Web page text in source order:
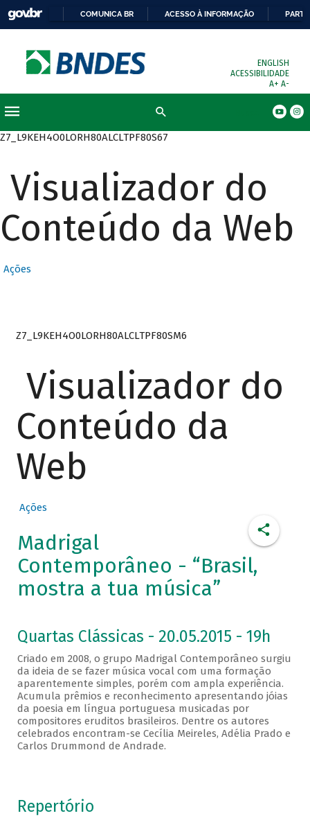
COMUNICA BR ACESSO À INFORMAÇÃO
ENGLISH
ACESSIBILIDADE
A+ A-
Z7_L9KEH4O0LORH80ALCLTPF80S67
Visualizador do
Conteúdo da Web
Ações
Z7_L9KEH4O0LORH80ALCLTPF80SM6
Visualizador do
Conteúdo da
Web
Ações
Madrigal
Contemporâneo - “Brasil,
mostra a tua música”
Quartas Clássicas - 20.05.2015 - 19h
Criado em 2008, o grupo Madrigal Contemporâneo surgiu
da ideia de se fazer música vocal com uma formação
aparentemente simples, porém com ampla experiência.
Acumula prêmios e reconhecimento apresentando jóias
da poesia em língua portuguesa musicadas por
compositores eruditos brasileiros. Dentre os autores
celebrados encontram-se Cecília Meireles, Adélia Prado e
Carlos Drummond de Andrade.
Repertório